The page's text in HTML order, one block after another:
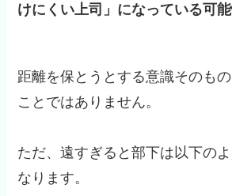
けにくい上司」になっている可
距離を保とうとする意識そのも
ことではありません。
ただ、遠すぎると部下は以下の
なります。